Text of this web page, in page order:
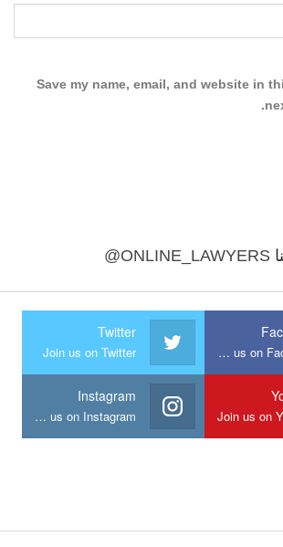
Save my name, email, and website in
@ONLINE_LAWYERS
Join us on Facebook
Twitter
Join us on Twitter
Join us on
Instagram
Join us on Instagram